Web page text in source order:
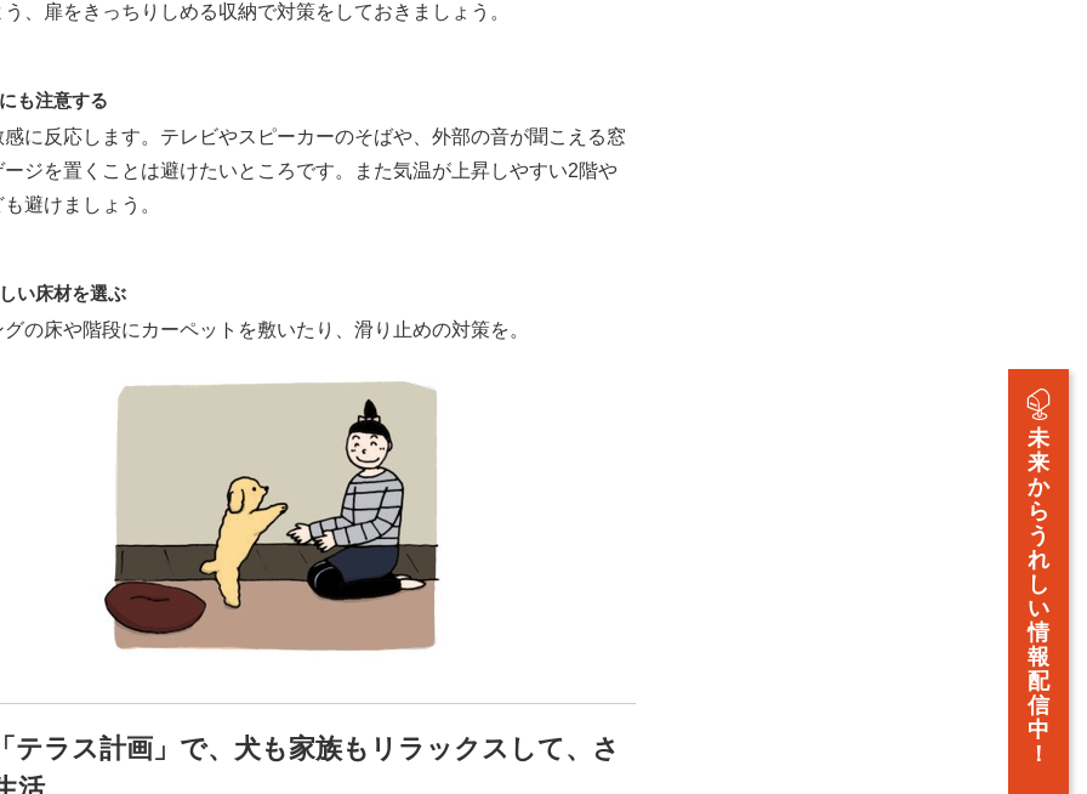
未
来
か
ら
う
れ
し
い
情
報
配
信
中
！
、扉をきっちりしめる収納で対策をしておきましょう。
も注意する
に反応します。テレビやスピーカーのそばや、外部の音が聞こえる窓
ジを置くことは避けたいところです。また気温が上昇しやすい2階や
避けましょう。
い床材を選ぶ
の床や階段にカーペットを敷いたり、滑り止めの対策を。
テラス計画」で、犬も家族もリラックスして、さ